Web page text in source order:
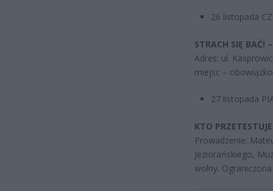
26 listopada
STRACH SIĘ BAĆ!
Adres: ul.
miejsc –
27 listopada
KTO
Prowadzenie:
Jeziorańskiego,
wolny.